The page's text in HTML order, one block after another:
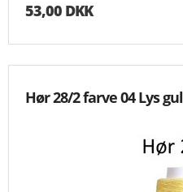
53,00 DKK
Hør 28/2 farve 04 Lys gul